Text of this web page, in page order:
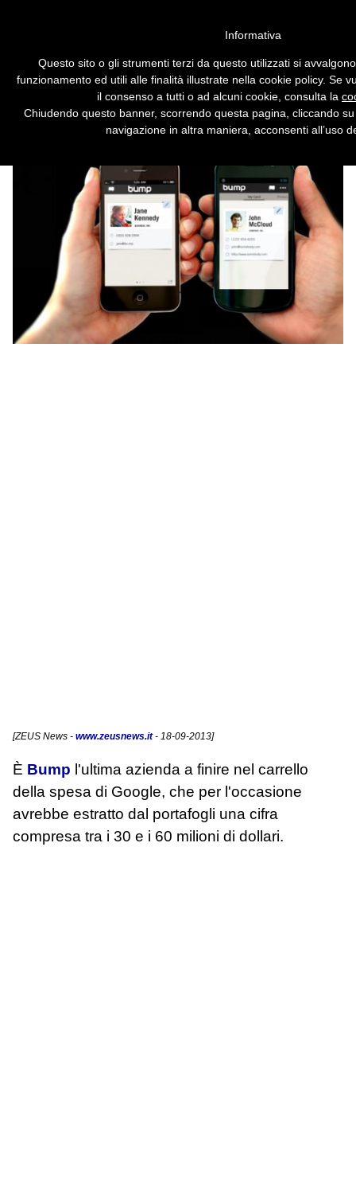
scontrare i telefonini
L'azienda di Mountain View ha acquisito
Bump, il software per scambiarsi file tra
smartphone senza usare cavi.
[ZEUS News - www.zeusnews.it- 18-09-2013]
È Bump l'ultima azienda a finire nel carrello
della spesa di Google, che per l'occasione
avrebbe estratto dal portafogli una cifra
compresa tra i 30 e i 60 milioni di dollari.
Informativa
Questo sito o gli strumenti terzi da questo utilizzati si
funzionamento ed utili alle finalità illustrate nella cookie policy. Se
il consenso a tutti o ad alcuni cookie, consulta la
Chiudendo questo banner, scorrendo questa pagina, cliccando
navigazione in altra maniera, acconsenti all’uso